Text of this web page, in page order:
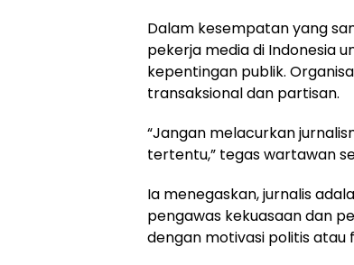
Dalam kesempatan yang
pekerja media di Indonesia
kepentingan publik.
transaksional dan partisan.
“Jangan melacurkan
tertentu,” tegas wartawan
Ia menegaskan, jurnalis
pengawas kekuasaan dan
dengan motivasi politis atau